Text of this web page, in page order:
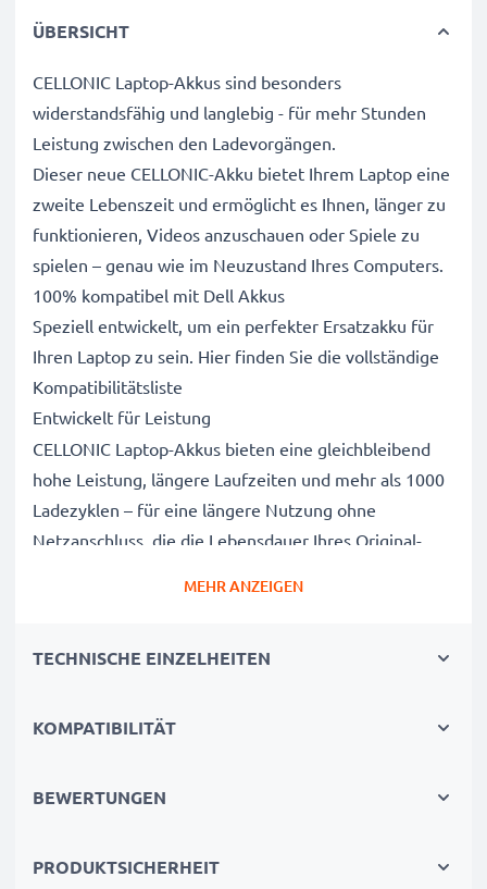
ÜBERSICHT
CELLONIC Laptop-Akkus sind besonders
widerstandsfähig und langlebig - für mehr Stunden
Leistung zwischen den Ladevorgängen.
Dieser neue CELLONIC-Akku bietet Ihrem Laptop eine
zweite Lebenszeit und ermöglicht es Ihnen, länger zu
funktionieren, Videos anzuschauen oder Spiele zu
spielen – genau wie im Neuzustand Ihres Computers.
100% kompatibel mit Dell Akkus
Speziell entwickelt, um ein perfekter Ersatzakku für
Ihren Laptop zu sein. Hier finden Sie die vollständige
Kompatibilitätsliste
Entwickelt für Leistung
CELLONIC Laptop-Akkus bieten eine gleichbleibend
hohe Leistung, längere Laufzeiten und mehr als 1000
Ladezyklen – für eine längere Nutzung ohne
Netzanschluss, die die Lebensdauer Ihres Original-
getestet, um ein optimales Sicherheitsniveau zu
Kurzschluss-, Überhitzungs- und
Standards – deshalb erhalten Sie eine 36-monatige
MEHR ANZEIGEN
TECHNISCHE EINZELHEITEN
KOMPATIBILITÄT
BEWERTUNGEN
PRODUKTSICHERHEIT